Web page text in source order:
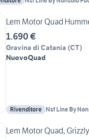
Lem Motor Quad
1.690 €
Gravina di Catania (CT)
NuovoQuad
Rivenditore Nsf Line By
Lem Motor Quad,